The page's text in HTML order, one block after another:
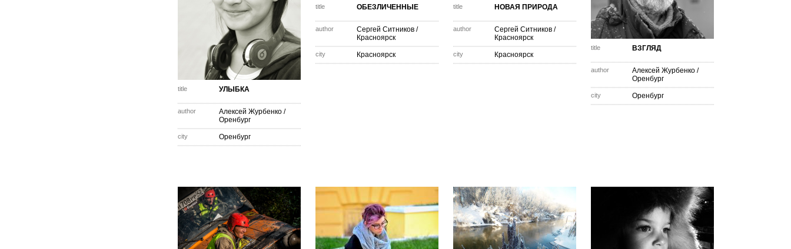
title УЛЫБКА
author Алексей Журбенко /
Оренбург
city Оренбург
title ОБЕЗЛИЧЕННЫЕ
author Сергей Ситников /
Красноярск
city Красноярск
title НОВАЯ ПРИРОДА
author Сергей Ситников /
Красноярск
city Красноярск
title ВЗГЛЯД
author Алексей Журбенко /
Оренбург
city Оренбург